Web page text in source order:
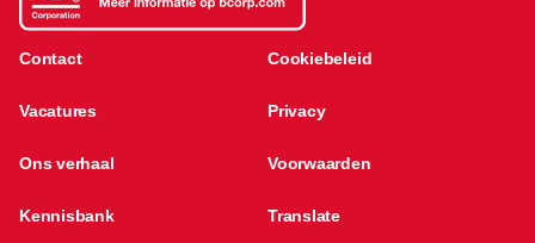
Contact Cookiebeleid
Vacatures Privacy
Ons verhaal Voorwaarden
Kennisbank Translate